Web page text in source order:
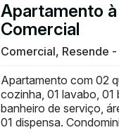
Apartamento
Comercial
Comercial, Resende -
Apartamento com 02
cozinha, 01 lavabo, 01
banheiro de serviço,
01 dispensa.